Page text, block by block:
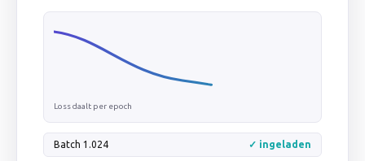
Loss daalt per epoch
Batch 1.024 ✓ ingeladen